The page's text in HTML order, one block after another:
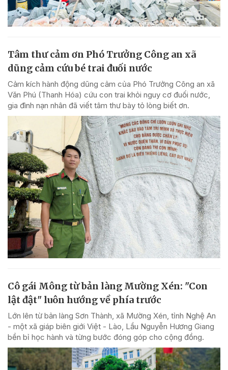
Tâm thư cảm ơn Phó Trưởng Công an xã
dũng cảm cứu bé trai đuối nước
Cảm kích hành động dũng cảm của Phó Trưởng Công an xã
Văn Phú (Thanh Hóa) cứu con trai khỏi nguy cơ đuối nước,
gia đình nạn nhân đã viết tâm thư bày tỏ lòng biết ơn.
Cô gái Mông từ bản làng Mường Xén: "Con
lật đật" luôn hướng về phía trước
Lớn lên từ bản làng Sơn Thành, xã Mường Xén, tỉnh Nghệ An
- một xã giáp biên giới Việt - Lào, Lầu Nguyễn Hương Giang
bền bỉ học hành và từng bước đóng góp cho cộng đồng.